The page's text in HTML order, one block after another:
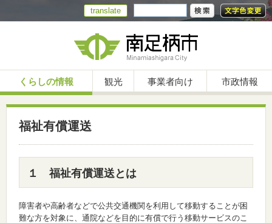
translate
くらしの情報 観光 事業者向け 市政情報
福祉有償運送
１ 福祉有償運送とは
障害者や高齢者などで公共交通機関を利用して移動することが困
難な方を対象に、通院などを目的に有償で行う移動サービスのこ